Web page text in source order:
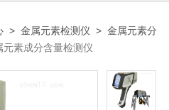
>金属元素检测仪 >金属元素分
元素成分含量检测仪